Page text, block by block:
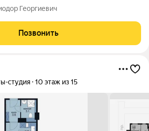
им. Бонч-Бруевича. Без комиссии для
юридическое сопровождение:
Георгиевич
Позвонить
студия 10 этаж из 15